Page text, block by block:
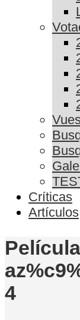
Críticas
Artículos
4